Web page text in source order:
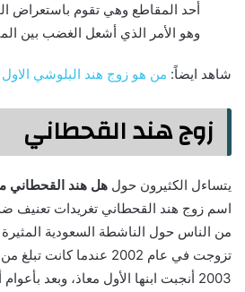
أحد المقاطع وهي تقوم باستعراض
وهو الأمر الذي أشعل الغضب بين
شاهد ايضاً: من هو زوج هند البلوشي الاول
زوج هند القحطاني
يتساءل الكثيرون حول هل هند القحطاني
اسم زوج هند القحطاني تغريدات تعنيف
من الناس حول الناشطة السعودية
2003 أنجبت ابنها الأول معاذ، وبعد